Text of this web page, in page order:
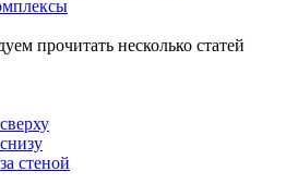
прочитать несколько статей
стеной